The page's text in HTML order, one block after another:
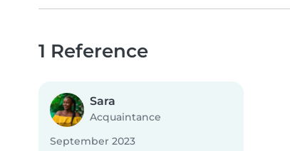
1 Reference
Sara
Acquaintance
September 2023